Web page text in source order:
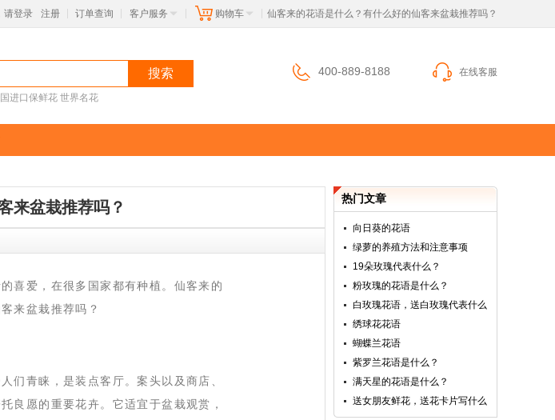
请登录 注册 订单查询 客户服务 购物车 仙客来的花语是什么？有什么好的仙客来盆栽推荐吗？
搜索
进口保鲜花 世界名花
400-889-8188 在线客服
来盆栽推荐吗？
喜爱，在很多国家都有种植。仙客来的
来盆栽推荐吗？
们青睐，是装点客厅。案头以及商店、
良愿的重要花卉。它适宜于盆栽观赏，
热门文章
向日葵的花语
绿萝的养殖方法和注意事项
19朵玫瑰代表什么？
粉玫瑰的花语是什么？
白玫瑰花语，送白玫瑰代表什么
绣球花花语
蝴蝶兰花语
紫罗兰花语是什么？
满天星的花语是什么？
送女朋友鲜花，送花卡片写什么